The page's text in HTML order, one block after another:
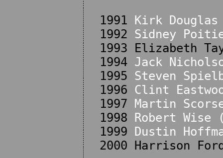
1991
Kirk Douglas
1992 Sidney
1993 Elizabeth
1994 Jack
1995 Steven
1996 Clint
1997
Martin
1998
Robert Wise
1999
Dustin
2000 Harrison